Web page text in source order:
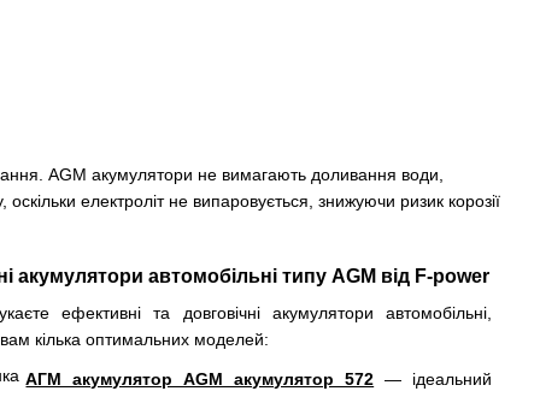
AGM акумулятори не вимагають доливання води,
електроліт не випаровується, знижуючи ризик корозії
акумулятори автомобільні типу AGM від F-power
ефективні та довговічні акумулятори автомобільні,
кілька оптимальних моделей:
АГМ акумулятор AGM акумулятор 572 — ідеальний